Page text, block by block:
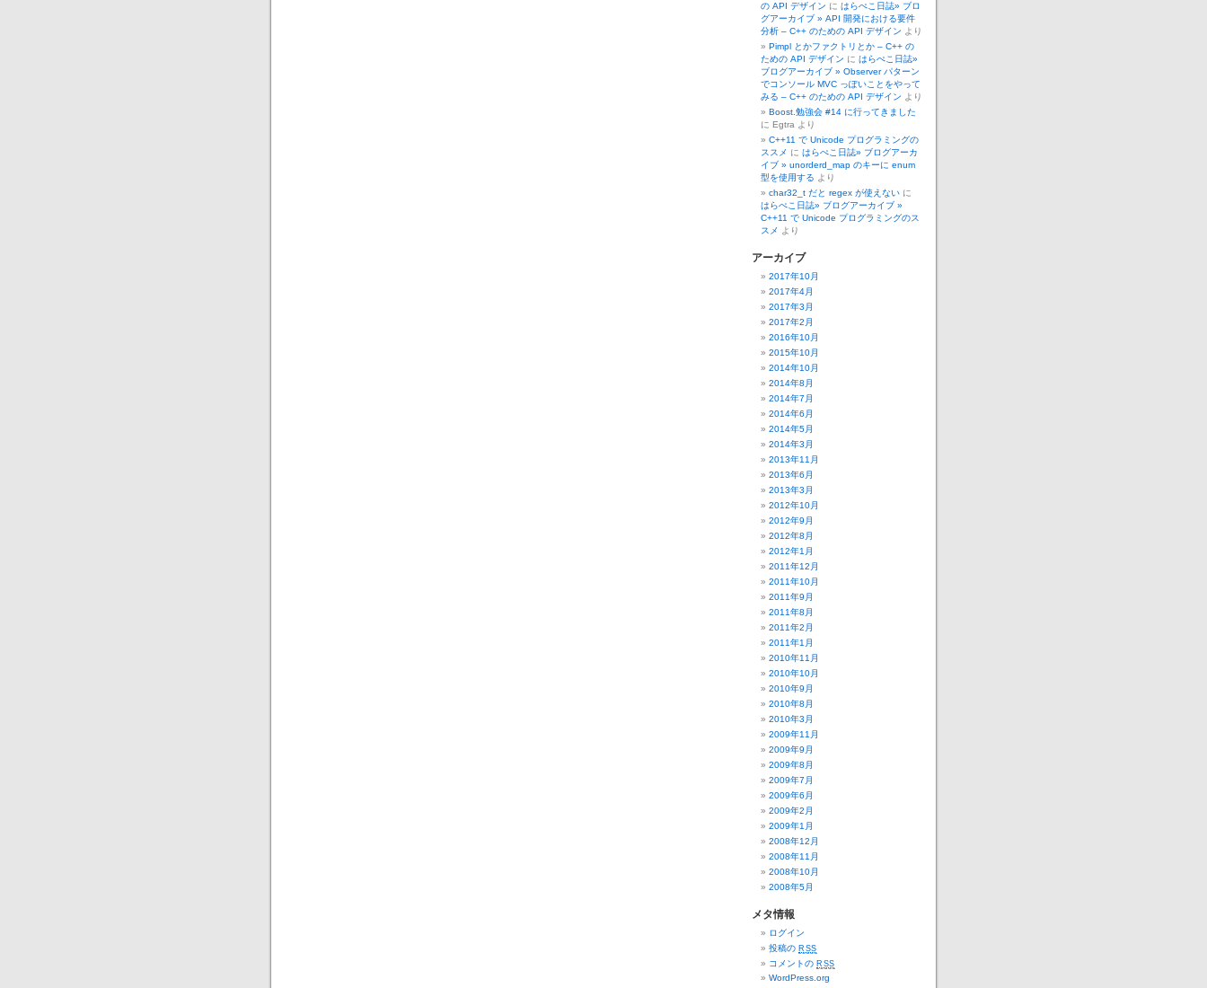
の API デザイン に はらぺこ日誌» ブロ
グアーカイブ » API 開発における要件
分析 – C++ のための API デザイン より
Pimpl とかファクトリとか – C++ の
ための API デザイン に はらぺこ日誌»
ブログアーカイブ » Observer パターン
でコンソール MVC っぽいことをやって
みる – C++ のための API デザイン より
Boost.勉強会 #14 に行ってきました
に Egtra より
C++11 で Unicode プログラミングの
ススメ に はらぺこ日誌» ブログアーカ
イブ » unorderd_map のキーに enum
型を使用する より
char32_t だと regex が使えない に
はらぺこ日誌» ブログアーカイブ »
C++11 で Unicode プログラミングのス
スメ
より
アーカイブ
2017年10月
2017年4月
2017年3月
2017年2月
2016年10月
2015年10月
2014年10月
2014年8月
2014年7月
2014年6月
2014年5月
2014年3月
2013年11月
2013年6月
2013年3月
2012年10月
2012年9月
2012年8月
2012年1月
2011年12月
2011年10月
2011年9月
2011年8月
2011年2月
2011年1月
2010年11月
2010年10月
2010年9月
2010年8月
2010年3月
2009年11月
2009年9月
2009年8月
2009年7月
2009年6月
2009年2月
2009年1月
2008年12月
2008年11月
2008年10月
2008年5月
メタ情報
ログイン
投稿の RSS
コメントの RSS
WordPress.org